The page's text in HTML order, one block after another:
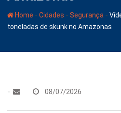
Home - Cidades - Segurança -
toneladas de skunk no Amazonas
- 08/07/2026